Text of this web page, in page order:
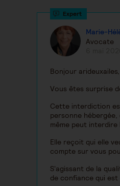
Marie-
Avocate
Bonjour arideuxailes,
Vous êtes surprise
Cette interdiction
personne
même peut
Elle reçoit qui elle
compte sur vous
S'agissant de la
de confiance qui